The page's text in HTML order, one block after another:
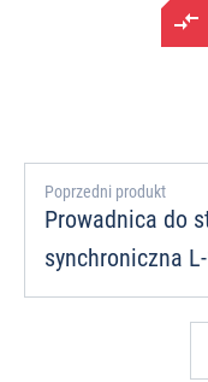
Poprzedni produkt
Prowadnica do
synchroniczna